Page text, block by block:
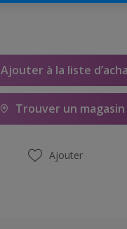
Ajouter à la liste
Trouver un magasin
Ajouter